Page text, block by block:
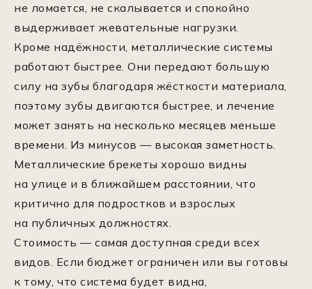
не ломается, не скалывается и спокойно
выдерживает жевательные нагрузки.
Кроме надёжности, металлические системы
работают быстрее. Они передают большую
силу на зубы благодаря жёсткости материала,
поэтому зубы двигаются быстрее, и лечение
может занять на несколько месяцев меньше
времени. Из минусов — высокая заметность.
Металлические брекеты хорошо видны
на улице и в ближайшем расстоянии, что
критично для подростков и взрослых
на публичных должностях.
Стоимость — самая доступная среди всех
видов. Если бюджет ограничен или вы готовы
к тому, что система будет видна,